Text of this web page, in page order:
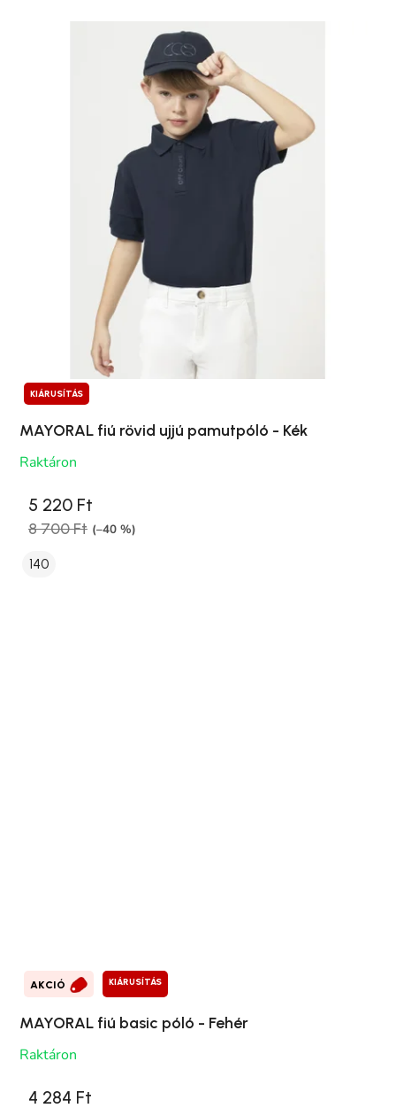
KIÁRUSÍTÁS
MAYORAL fiú rövid ujjú pamutpóló - Kék
Raktáron
5 220 Ft
8 700 Ft (–40 %)
140
AKCIÓ KIÁRUSÍTÁS
MAYORAL fiú basic póló - Fehér
Raktáron
4 284 Ft